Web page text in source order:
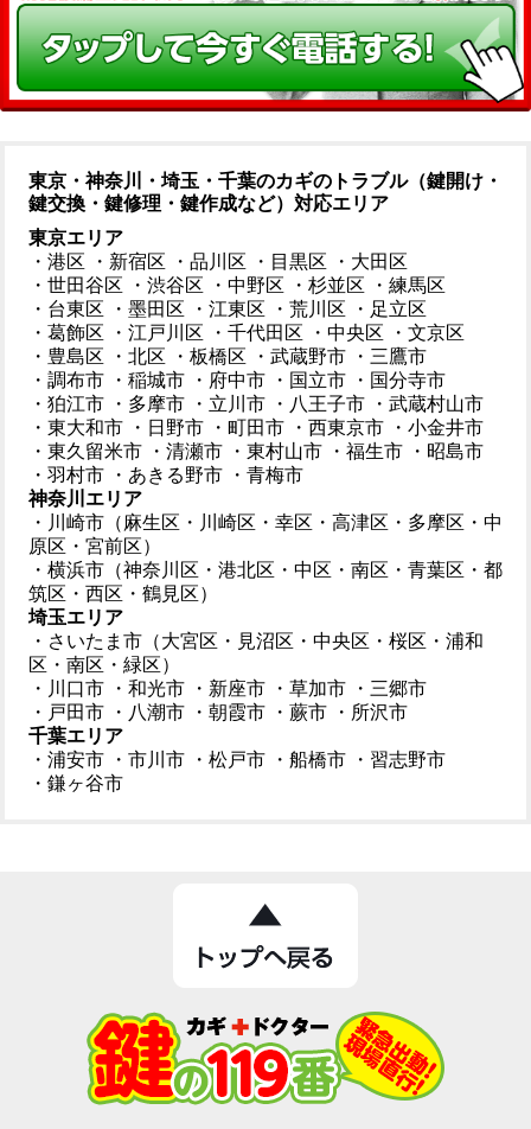
東京・神奈川・埼玉・千葉のカギのトラブル（鍵開け・
鍵交換・鍵修理・鍵作成など）対応エリア
東京エリア
・港区
・新宿区 ・品川区 ・目黒区
・大田区
・世田谷区
・渋谷区 ・中野区 ・杉並区
・練馬区
・台東区
・墨田区 ・江東区 ・荒川区
・足立区
・葛飾区
・江戸川区 ・千代田区 ・中央区
・文京区
・豊島区
・北区 ・板橋区 ・武蔵野市
・三鷹市
・調布市
・稲城市 ・府中市 ・国立市
・国分寺市
・狛江市
・多摩市 ・立川市 ・八王子市
・武蔵村山市
・東大和市
・日野市 ・町田市 ・西東京市
・小金井市
・東久留米市
・清瀬市 ・東村山市 ・福生市
・昭島市
・羽村市
・あきる野市
・青梅市
神奈川エリア
・川崎市（麻生区・川崎区・幸区・高津区・多摩区・中
原区・宮前区）
・横浜市（神奈川区・港北区・中区・南区・青葉区・都
筑区・西区・鶴見区）
埼玉エリア
・さいたま市（大宮区・見沼区・中央区・桜区・浦和
区・南区・緑区）
・川口市
・和光市 ・新座市 ・草加市
・三郷市
・戸田市
・八潮市 ・朝霞市 ・蕨市
・所沢市
千葉エリア
・浦安市
・市川市 ・松戸市 ・船橋市
・習志野市
・鎌ヶ谷市